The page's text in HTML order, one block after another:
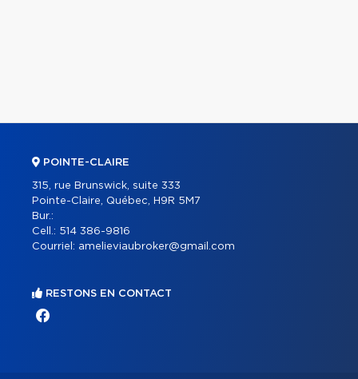
POINTE-CLAIRE
315, rue Brunswick, suite 333
Pointe-Claire, Québec, H9R 5M7
Bur.:
Cell.: 514 386-9816
Courriel: amelieviaubroker@gmail.com
RESTONS EN CONTACT